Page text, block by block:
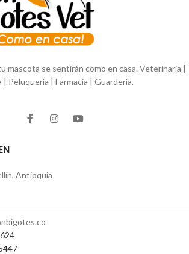
mascota se sentirán como en casa. Veterinaria |
| Peluquería | Farmacia | Guardería.
Antioquia